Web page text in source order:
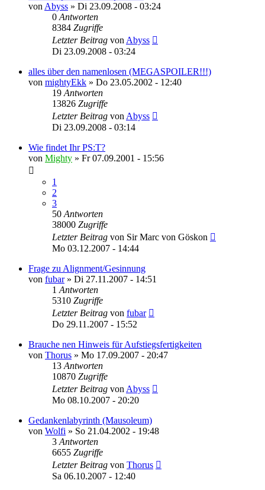
von Abyss » Di 23.09.2008 - 03:24
0 Antworten
8384 Zugriffe
Letzter Beitrag von Abyss
Di 23.09.2008 - 03:24
alles über den namenlosen (MEGASPOILER!!!)
von mightyEkk » Do 23.05.2002 - 12:40
19 Antworten
13826 Zugriffe
Letzter Beitrag von Abyss
Di 23.09.2008 - 03:14
Wie findet Ihr PS:T?
von Mighty » Fr 07.09.2001 - 15:56
1
2
3
50 Antworten
38000 Zugriffe
Letzter Beitrag von Sir Marc von Göskon
Mo 03.12.2007 - 14:44
Frage zu Alignment/Gesinnung
von fubar» Di 27.11.2007 - 14:51
1 Antworten
5310 Zugriffe
Letzter Beitrag von fubar
Do 29.11.2007 - 15:52
Brauche nen Hinweis für Aufstiegsfertigkeiten
von Thorus » Mo 17.09.2007 - 20:47
13 Antworten
10870 Zugriffe
Letzter Beitrag von Abyss
Mo 08.10.2007 - 20:20
Gedankenlabyrinth (Mausoleum)
von Wolfi » So 21.04.2002 - 19:48
3 Antworten
6655 Zugriffe
Letzter Beitrag von Thorus
Sa 06.10.2007 - 12:40